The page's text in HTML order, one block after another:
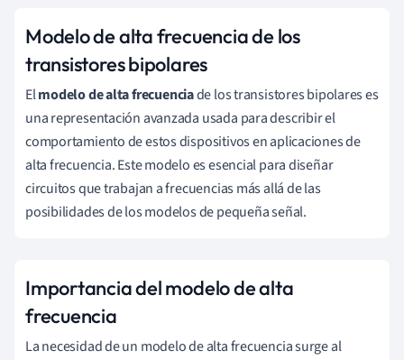
Modelo de alta frecuencia de los
transistores bipolares
Elmodelo de alta frecuenciade los transistores bipolares es
una representación avanzada usada para describir el
comportamiento de estos dispositivos en aplicaciones de
alta frecuencia. Este modelo es esencial para diseñar
circuitos que trabajan a frecuencias más allá de las
posibilidades de los modelos de pequeña señal.
Importancia del modelo de alta
frecuencia
La necesidad de un modelo de alta frecuencia surge al